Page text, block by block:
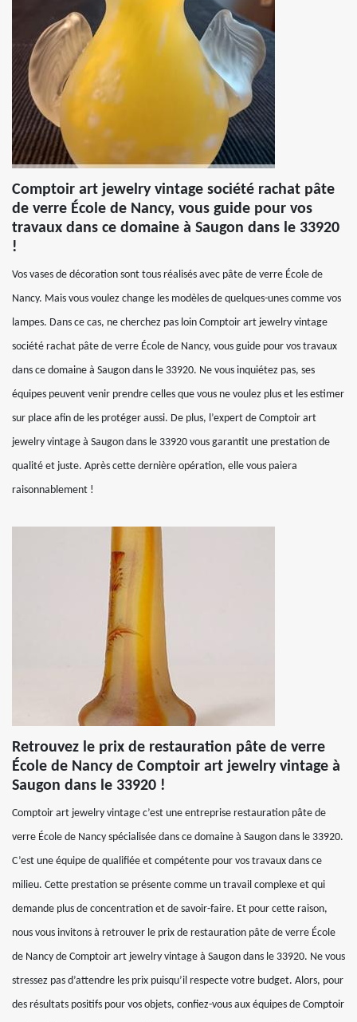
Comptoir art jewelry vintage société rachat pâte
de verre École de Nancy, vous guide pour vos
travaux dans ce domaine à Saugon dans le 33920
!
Vos vases de décoration sont tous réalisés avec pâte de verre École de
Nancy. Mais vous voulez change les modèles de quelques-unes comme vos
lampes. Dans ce cas, ne cherchez pas loin Comptoir art jewelry vintage
société rachat pâte de verre École de Nancy, vous guide pour vos travaux
dans ce domaine à Saugon dans le 33920. Ne vous inquiétez pas, ses
équipes peuvent venir prendre celles que vous ne voulez plus et les estimer
sur place afin de les protéger aussi. De plus, l’expert de Comptoir art
jewelry vintage à Saugon dans le 33920 vous garantit une prestation de
qualité et juste. Après cette dernière opération, elle vous paiera
raisonnablement !
Retrouvez le prix de restauration pâte de verre
École de Nancy de Comptoir art jewelry vintage à
Saugon dans le 33920 !
Comptoir art jewelry vintage c’est une entreprise restauration pâte de
verre École de Nancy spécialisée dans ce domaine à Saugon dans le 33920.
C’est une équipe de qualifiée et compétente pour vos travaux dans ce
milieu. Cette prestation se présente comme un travail complexe et qui
demande plus de concentration et de savoir-faire. Et pour cette raison,
nous vous invitons à retrouver le prix de restauration pâte de verre École
de Nancy de Comptoir art jewelry vintage à Saugon dans le 33920. Ne vous
stressez pas d’attendre les prix puisqu’il respecte votre budget. Alors, pour
des résultats positifs pour vos objets, confiez-vous aux équipes de Comptoir